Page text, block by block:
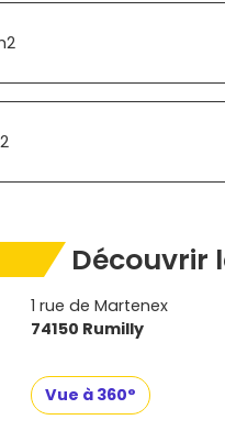
Découvrir
1 rue de Martenex
74150 Rumilly
Vue à 360°